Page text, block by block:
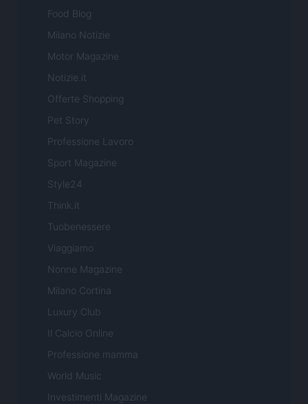
Food Blog
Milano Notizie
Motor Magazine
Notizie.it
Offerte Shopping
Pet Story
Professione Lavoro
Sport Magazine
Style24
Think.it
Tuobenessere
Viaggiamo
Nonne Magazine
Milano Cortina
Luxury Club
Il Calcio Online
Professione mamma
World Music
Investimenti Magazine